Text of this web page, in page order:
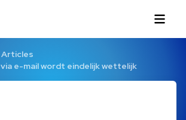
Articles
e-mail wordt eindelijk wettelijk